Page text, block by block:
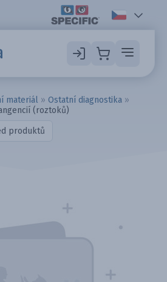
materiál » Ostatní diagnostika »
(roztoků)
produktů